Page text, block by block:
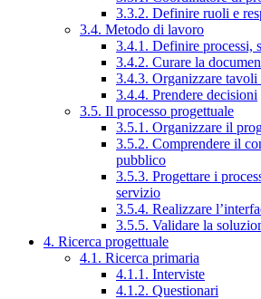
3.3.2. Definire ruoli e
3.4. Metodo di lavoro
3.4.1. Definire processi,
3.4.2. Curare la
3.4.3. Organizzare
3.4.4. Prendere decisioni
3.5. Il processo progettuale
3.5.1. Organizzare il
3.5.2. Comprendere il
pubblico
3.5.3. Progettare i
servizio
3.5.4. Realizzare
3.5.5. Validare la
4. Ricerca progettuale
4.1. Ricerca primaria
4.1.1. Interviste
4.1.2. Questionari